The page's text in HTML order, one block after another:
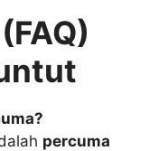
percuma